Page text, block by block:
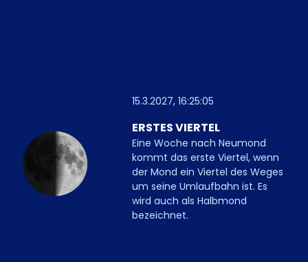
15.3.2027, 16:25:05
ERSTES VIERTEL
Eine Woche nach Neumond
kommt das erste Viertel, wenn
der Mond ein Viertel des Weges
um seine Umlaufbahn ist. Es
wird auch als Halbmond
bezeichnet.